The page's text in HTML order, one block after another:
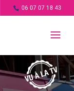
06 07 07 18 43